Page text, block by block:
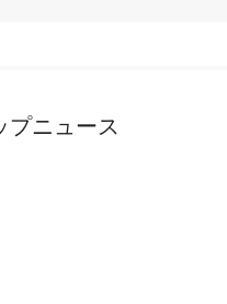
プニュース